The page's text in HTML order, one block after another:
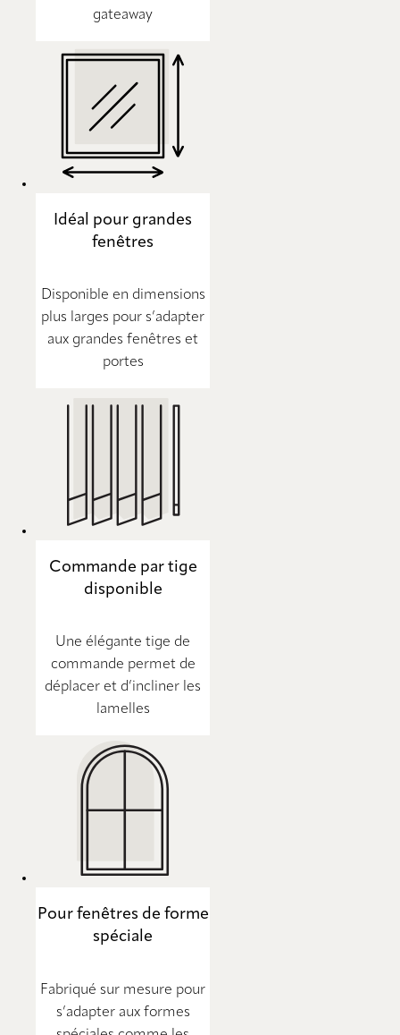
gateaway
Idéal pour grandes
fenêtres
Disponible en dimensions
plus larges pour s’adapter
aux grandes fenêtres et
portes
Commande par tige
disponible
Une élégante tige de
commande permet de
déplacer et d’incliner les
lamelles
Pour fenêtres de forme
spéciale
Fabriqué sur mesure pour
s’adapter aux formes